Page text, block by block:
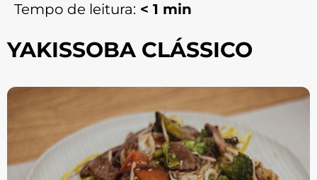
Tempo de leitura: < 1 min
YAKISSOBA CLÁSSICO